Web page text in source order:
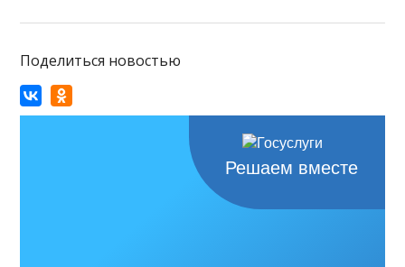
Поделиться новостью
Решаем вместе